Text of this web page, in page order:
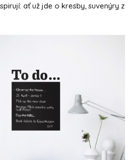
ať už jde o kresby, suvenýry z